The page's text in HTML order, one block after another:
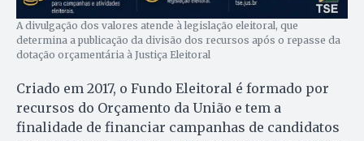
A divulgação dos valores atende à legislação eleitoral, que
determina a publicação da divisão dos recursos após o repasse da
dotação orçamentária à Justiça Eleitoral
Criado em 2017, o Fundo Eleitoral é formado por
recursos do Orçamento da União e tem a
finalidade de financiar campanhas de candidatos